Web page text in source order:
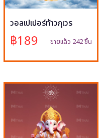
วอลเปเปอร์ท้าวกุเวร
฿189 ขายแล้ว 242 ชิ้น